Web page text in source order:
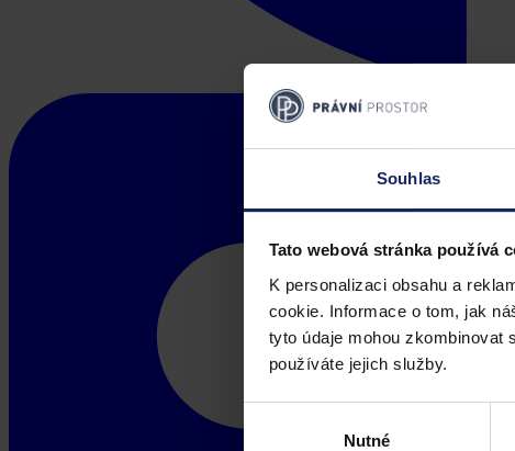
Souhlas
Tato webová stránka používá
K personalizaci obsahu a
cookie. Informace o tom, jak
tyto údaje mohou zkombinovat
používáte jejich služby.
Nutné